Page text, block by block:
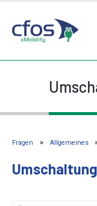
Fragen Allgemeines